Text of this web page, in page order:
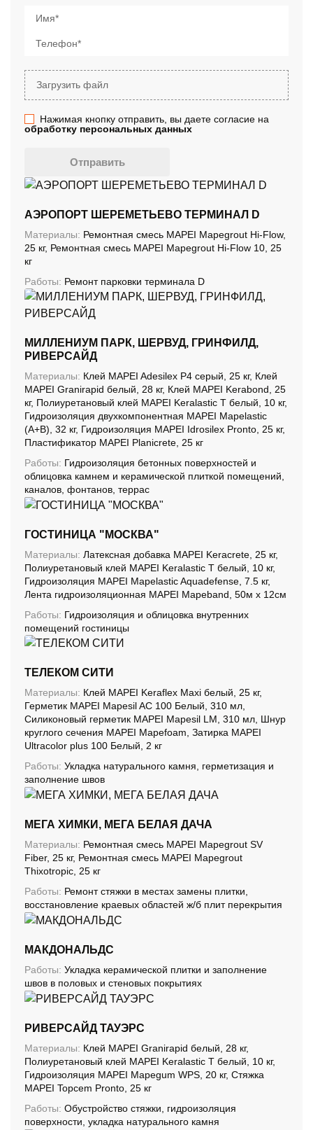
Имя*
Телефон*
Загрузить файл
Нажимая кнопку отправить, вы даете согласие на
обработку персональных данных
Отправить
АЭРОПОРТ ШЕРЕМЕТЬЕВО ТЕРМИНАЛ D
Материалы: Ремонтная смесь MAPEI Mapegrout Hi-Flow,
25 кг, Ремонтная смесь MAPEI Mapegrout Hi-Flow 10, 25
кг
Работы: Ремонт парковки терминала D
МИЛЛЕНИУМ ПАРК, ШЕРВУД, ГРИНФИЛД,
РИВЕРСАЙД
Материалы: Клей MAPEI Adesilex P4 серый, 25 кг, Клей
MAPEI Granirapid белый, 28 кг, Клей MAPEI Kerabond, 25
кг, Полиуретановый клей MAPEI Keralastic T белый, 10 кг,
Гидроизоляция двухкомпонентная MAPEI Mapelastic
(А+B), 32 кг, Гидроизоляция MAPEI Idrosilex Pronto, 25 кг,
Пластификатор MAPEI Planicrete, 25 кг
Работы: Гидроизоляция бетонных поверхностей и
облицовка камнем и керамической плиткой помещений,
каналов, фонтанов, террас
ГОСТИНИЦА "МОСКВА"
Материалы: Латексная добавка MAPEI Keracrete, 25 кг,
Полиуретановый клей MAPEI Keralastic T белый, 10 кг,
Гидроизоляция MAPEI Mapelastic Aquadefense, 7.5 кг,
Лента гидроизоляционная MAPEI Mapeband, 50м x 12см
Работы: Гидроизоляция и облицовка внутренних
помещений гостиницы
ТЕЛЕКОМ СИТИ
Материалы: Клей MAPEI Keraflex Maxi белый, 25 кг,
Герметик MAPEI Mapesil AC 100 Белый, 310 мл,
Силиконовый герметик MAPEI Mapesil LM, 310 мл, Шнур
круглого сечения MAPEI Mapefoam, Затирка MAPEI
Ultracolor plus 100 Белый, 2 кг
Работы: Укладка натурального камня, герметизация и
заполнение швов
МЕГА ХИМКИ, МЕГА БЕЛАЯ ДАЧА
Материалы: Ремонтная смесь MAPEI Mapegrout SV
Fiber, 25 кг, Ремонтная смесь MAPEI Mapegrout
Thixotropic, 25 кг
Работы: Ремонт стяжки в местах замены плитки,
восстановление краевых областей ж/б плит перекрытия
МАКДОНАЛЬДС
Работы: Укладка керамической плитки и заполнение
швов в половых и стеновых покрытиях
РИВЕРСАЙД ТАУЭРС
Материалы: Клей MAPEI Granirapid белый, 28 кг,
Полиуретановый клей MAPEI Keralastic T белый, 10 кг,
Гидроизоляция MAPEI Mapegum WPS, 20 кг, Стяжка
MAPEI Topcem Pronto, 25 кг
Работы: Обустройство стяжки, гидроизоляция
поверхности, укладка натурального камня